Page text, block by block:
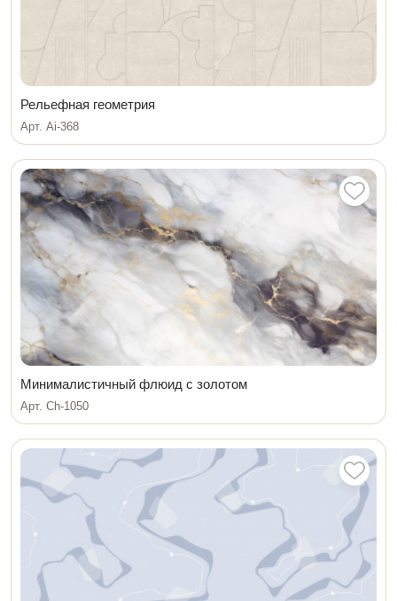
Рельефная геометрия
Арт. Ai-368
Минималистичный флюид с золотом
Арт. Ch-1050